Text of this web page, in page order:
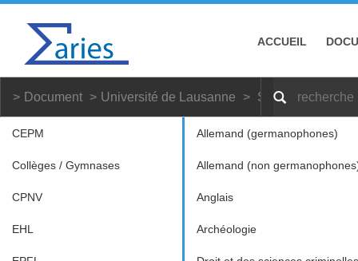
ACCUEIL
Document Université de Lausanne Sciences du sport
CEPM
Collèges / Gymnases
CPNV
EHL
Allemand (germanophones)
Allemand (non
Anglais
Archéologie